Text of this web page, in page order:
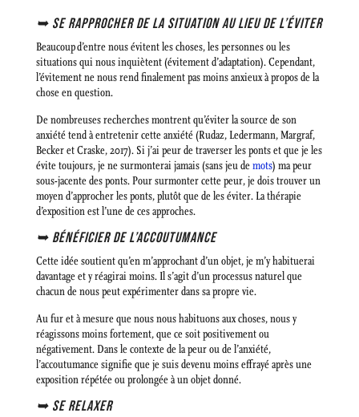
➥ SE RAPPROCHER DE LA SITUATION AU LIEU DE L’ÉVITER
Beaucoup d’entre nous évitent les choses, les personnes ou les
situations qui nous inquiètent (évitement d’adaptation). Cependant,
l’évitement ne nous rend finalement pas moins anxieux à propos de la
chose en question.
De nombreuses recherches montrent qu’éviter la source de son
anxiété tend à entretenir cette anxiété (Rudaz, Ledermann, Margraf,
Becker et Craske, 2017). Si j’ai peur de traverser les ponts et que je les
évite toujours, je ne surmonterai jamais (sans jeu demots) ma peur
sous-jacente des ponts. Pour surmonter cette peur, je dois trouver un
moyen d’approcher les ponts, plutôt que de les éviter. La thérapie
d’exposition est l’une de ces approches.
➥ BÉNÉFICIER DEL’ACCOUTUMANCE
Cette idée soutient qu’en m’approchant d’un objet, je m’y habituerai
davantage et y réagirai moins. Il s’agit d’un processus naturel que
chacun de nous peut expérimenter dans sa propre vie.
Au fur et à mesure que nous nous habituons aux choses, nous y
réagissons moins fortement, que ce soit positivement ou
négativement. Dans le contexte de la peur ou de l’anxiété,
l’accoutumance signifie que je suis devenu moins effrayé après une
exposition répétée ou prolongée à un objet donné.
➥ SE RELAXER